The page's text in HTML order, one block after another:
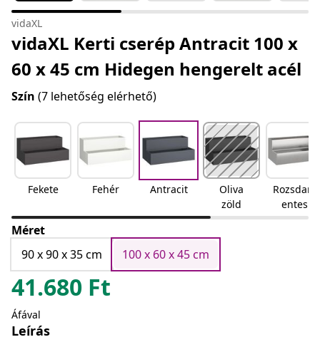
vidaXL
vidaXL Kerti cserép Antracit 100 x
60 x 45 cm Hidegen hengerelt acél
Szín (7 lehetőség elérhető)
Fekete Fehér Antracit
Oliva
zöld
Rozsdam
entes
acél
Méret
90 x 90 x 35 cm
100 x 60 x 45 cm
41.680 Ft
Áfával
Leírás